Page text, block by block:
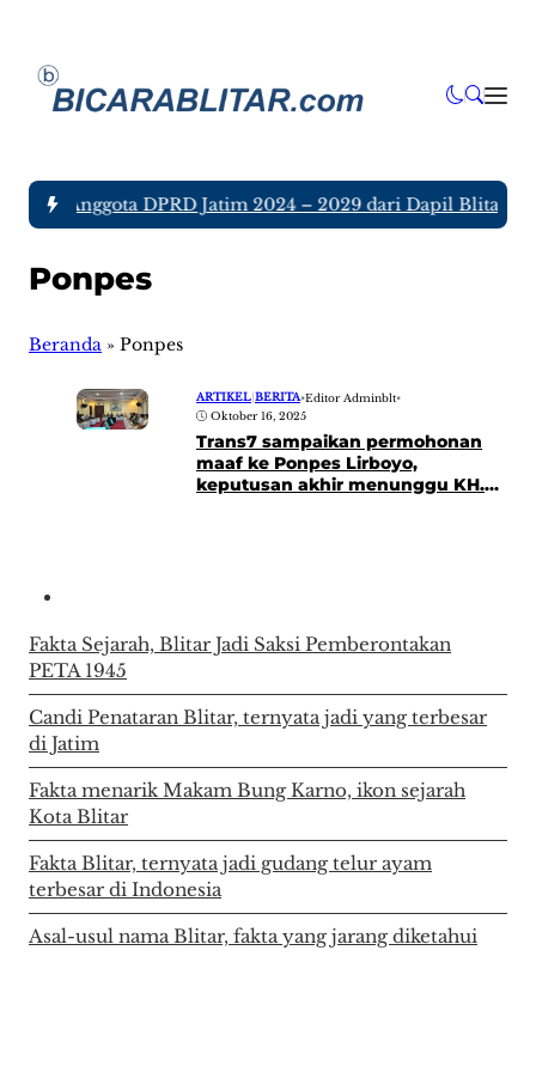
tujuh Anggota DPRD Jatim 2024 – 2029 dari Dapil Blitar
Ponpes
Beranda » Ponpes
ARTIKEL BERITA•Editor Adminblt•
Oktober 16, 2025
Trans7 sampaikan permohonan
maaf ke Ponpes Lirboyo,
keputusan akhir menunggu KH.
Fakta Sejarah, Blitar Jadi Saksi Pemberontakan
PETA 1945
Candi Penataran Blitar, ternyata jadi yang terbesar
di Jatim
Fakta menarik Makam Bung Karno, ikon sejarah
Kota Blitar
Fakta Blitar, ternyata jadi gudang telur ayam
terbesar di Indonesia
Asal-usul nama Blitar, fakta yang jarang diketahui